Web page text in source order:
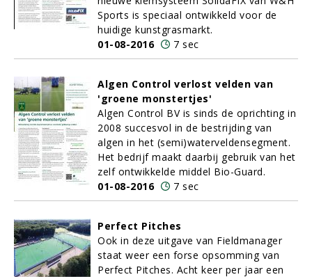
Sports is speciaal ontwikkeld voor de
huidige kunstgrasmarkt.
01-08-2016
7 sec
Algen Control verlost velden van
'groene monstertjes'
Algen Control BV is sinds de oprichting in
2008 succesvol in de bestrijding van
algen in het (semi)waterveldensegment.
Het bedrijf maakt daarbij gebruik van het
zelf ontwikkelde middel Bio-Guard.
01-08-2016
7 sec
Perfect Pitches
Ook in deze uitgave van Fieldmanager
staat weer een forse opsomming van
Perfect Pitches. Acht keer per jaar een